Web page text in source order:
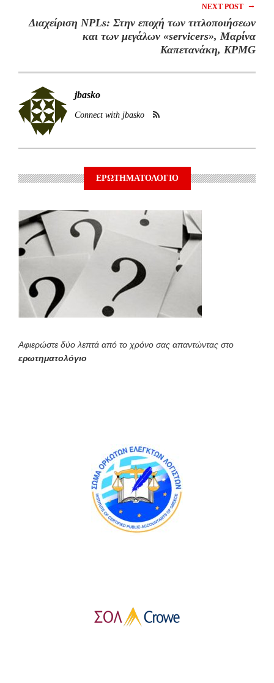
NEXT POST →
Διαχείριση NPLs: Στην εποχή των τιτλοποιήσεων
και των μεγάλων «servicers», Μαρίνα
Καπετανάκη, KPMG
jbasko
Connect with jbasko
ΕΡΩΤΗΜΑΤΟΛΟΓΙΟ
Αφιερώστε δύο λεπτά από το χρόνο σας απαντώντας στο
ερωτηματολόγιο